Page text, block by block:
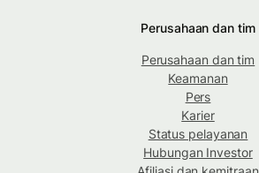
Perusahaan dan tim
Perusahaan dan tim
Keamanan
Pers
Karier
Status pelayanan
Hubungan Investor